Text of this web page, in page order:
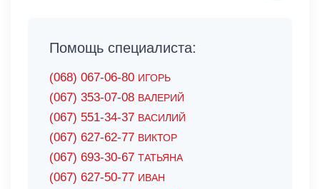
Помощь специалиста:
(068) 067-06-80 ИГОРЬ
(067) 353-07-08 ВАЛЕРИЙ
(067) 551-34-37 ВАСИЛИЙ
(067) 627-62-77 ВИКТОР
(067) 693-30-67 ТАТЬЯНА
(067) 627-50-77 ИВАН